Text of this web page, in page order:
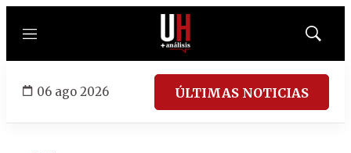
Menú
Mostrar
06 ago 2026 ÚLTIMAS NOTICIAS